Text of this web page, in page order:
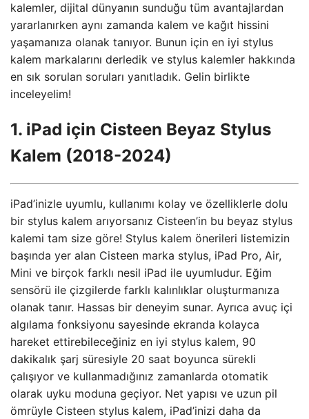
kalemler, dijital dünyanın sunduğu tüm avantajlardan
yararlanırken aynı zamanda kalem ve kağıt hissini
yaşamanıza olanak tanıyor. Bunun için en iyi stylus
kalem markalarını derledik ve stylus kalemler hakkında
en sık sorulan soruları yanıtladık. Gelin birlikte
inceleyelim!
1. iPad için Cisteen Beyaz Stylus
Kalem (2018-2024)
iPad’inizle uyumlu, kullanımı kolay ve özelliklerle dolu
bir stylus kalem arıyorsanız Cisteen’in bu beyaz stylus
kalemi tam size göre! Stylus kalem önerileri listemizin
başında yer alan Cisteen marka stylus, iPad Pro, Air,
Mini ve birçok farklı nesil iPad ile uyumludur. Eğim
sensörü ile çizgilerde farklı kalınlıklar oluşturmanıza
olanak tanır. Hassas bir deneyim sunar. Ayrıca avuç içi
algılama fonksiyonu sayesinde ekranda kolayca
hareket ettirebileceğiniz en iyi stylus kalem, 90
dakikalık şarj süresiyle 20 saat boyunca sürekli
çalışıyor ve kullanmadığınız zamanlarda otomatik
olarak uyku moduna geçiyor. Net yapısı ve uzun pil
ömrüyle Cisteen stylus kalem, iPad’inizi daha da